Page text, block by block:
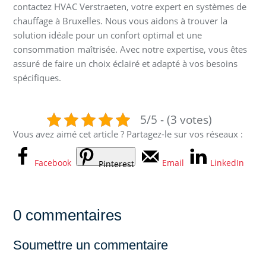
contactez HVAC Verstraeten, votre expert en systèmes de
chauffage à Bruxelles. Nous vous aidons à trouver la
solution idéale pour un confort optimal et une
consommation maîtrisée. Avec notre expertise, vous êtes
assuré de faire un choix éclairé et adapté à vos besoins
spécifiques.
5/5 - (3 votes)
Vous avez aimé cet article ? Partagez-le sur vos réseaux :
Facebook Pinterest Email LinkedIn
0 commentaires
Soumettre un commentaire